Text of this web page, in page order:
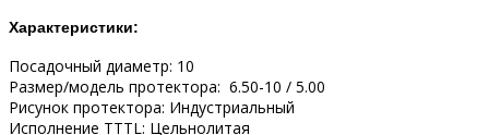
Характеристики:
Посадочный диаметр: 10
Размер/модель протектора: 6.50-10 / 5.00
Рисунок протектора: Индустриальный
Исполнение TTTL: Цельнолитая